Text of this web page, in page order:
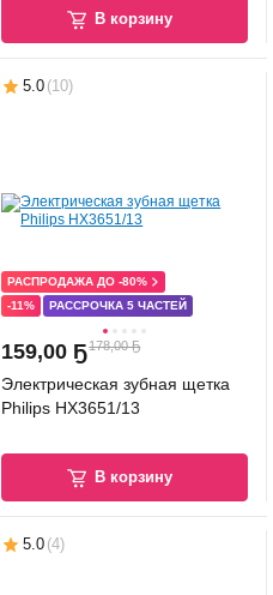
В корзину
5.0 (10)
-11% РАССРОЧКА 5 ЧАСТЕЙ
РАСПРОДАЖА ДО -80%
159,00 Ҕ178,00 Ҕ
Электрическая зубная щетка
Philips HX3651/13
В корзину
5.0 (4)